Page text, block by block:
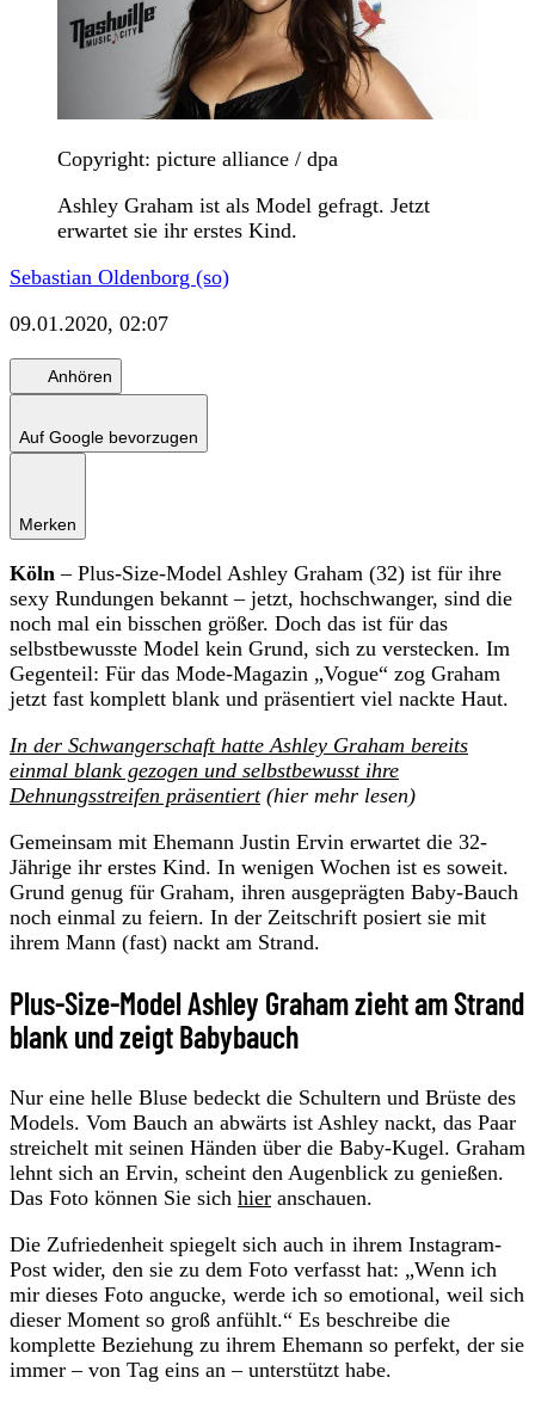
Copyright: picture alliance / dpa
Ashley Graham ist als Model gefragt. Jetzt
erwartet sie ihr erstes Kind.
Sebastian Oldenborg (so)
09.01.2020, 02:07
Anhören
Auf Google bevorzugen
Merken
Köln – Plus-Size-Model Ashley Graham (32) ist für ihre
sexy Rundungen bekannt – jetzt, hochschwanger, sind die
noch mal ein bisschen größer. Doch das ist für das
selbstbewusste Model kein Grund, sich zu verstecken. Im
Gegenteil: Für das Mode-Magazin „Vogue“ zog Graham
jetzt fast komplett blank und präsentiert viel nackte Haut.
In der Schwangerschaft hatte Ashley Graham bereits
einmal blank gezogen und selbstbewusst ihre
Dehnungsstreifen präsentiert(hier mehr lesen)
Gemeinsam mit Ehemann Justin Ervin erwartet die 32-
Jährige ihr erstes Kind. In wenigen Wochen ist es soweit.
Grund genug für Graham, ihren ausgeprägten Baby-Bauch
noch einmal zu feiern. In der Zeitschrift posiert sie mit
ihrem Mann (fast) nackt am Strand.
Plus-Size-Model Ashley Graham zieht am Strand
blank und zeigt Babybauch
Nur eine helle Bluse bedeckt die Schultern und Brüste des
Models. Vom Bauch an abwärts ist Ashley nackt, das Paar
streichelt mit seinen Händen über die Baby-Kugel. Graham
lehnt sich an Ervin, scheint den Augenblick zu genießen.
Das Foto können Sie sich hier anschauen.
Die Zufriedenheit spiegelt sich auch in ihrem Instagram-
Post wider, den sie zu dem Foto verfasst hat: „Wenn ich
mir dieses Foto angucke, werde ich so emotional, weil sich
dieser Moment so groß anfühlt.“ Es beschreibe die
komplette Beziehung zu ihrem Ehemann so perfekt, der sie
immer – von Tag eins an – unterstützt habe.